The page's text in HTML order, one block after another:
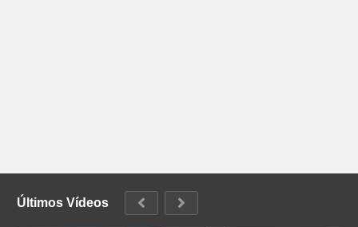
Últimos Vídeos